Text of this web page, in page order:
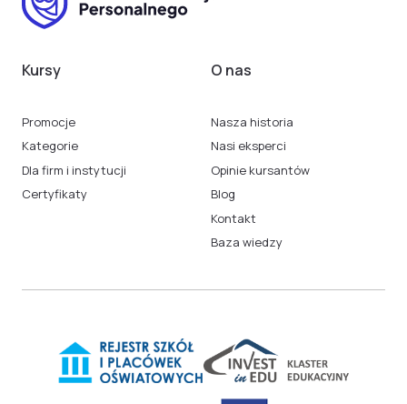
Kursy
Promocje
Kategorie
Dla firm i instytucji
Certyfikaty
O nas
Nasza historia
Nasi eksperci
Opinie kursantów
Blog
Kontakt
Baza wiedzy